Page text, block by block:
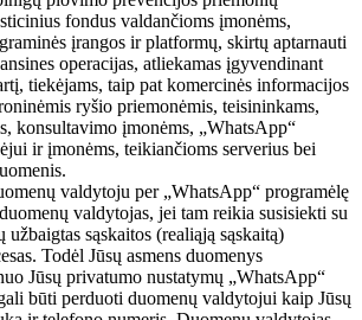
fondus valdančioms įmonėms,
įrangos ir platformų, skirtų aptarnauti
operacijas, atliekamas įgyvendinant
tiekėjams, taip pat komercinės informacijos
ryšio priemonėmis, teisininkams,
konsultavimo įmonėms, „WhatsApp“
ir įmonėms, teikiančioms serverius bei
valdytoju per „WhatsApp“ programėlę
valdytojas, jei tam reikia susisiekti su
užbaigtas sąskaitos (realiąją sąskaitą)
Todėl Jūsų asmens duomenys
Jūsų privatumo nustatymų „WhatsApp“
būti perduoti duomenų valdytojui kaip Jūsų